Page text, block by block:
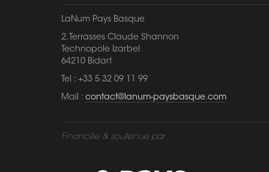
LaNum Pays Basque
2, Terrasses Claude Shannon
Technopole Izarbel
64210 Bidart
Tel : +33 5 32 09 11 99
Mail : contact@lanum-paysbasque.com
Financée & soutenue par :